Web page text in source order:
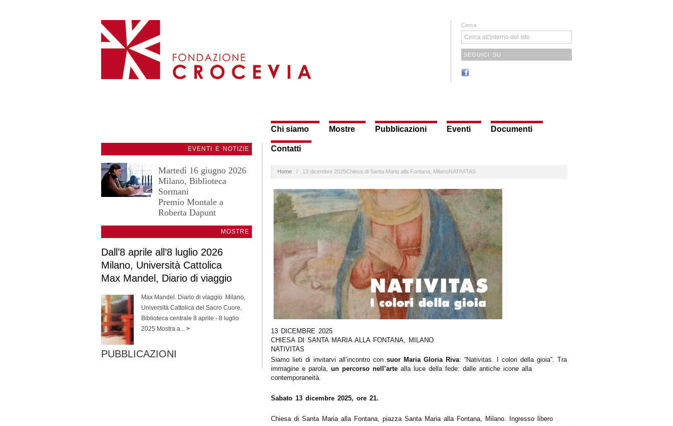
Cerca
SEGUICI SU
Chi siamo Mostre Pubblicazioni Eventi Documenti
Contatti
EVENTI E NOTIZIE
Martedì 16 giugno 2026
Milano, Biblioteca
Sormani
Premio Montale a
Roberta Dapunt
MOSTRE
Dall’8 aprile all’8 luglio 2026
Milano, Università Cattolica
Max Mandel, Diario di viaggio
Max Mandel. Diario di viaggio Milano,
Università Cattolica del Sacro Cuore,
Biblioteca centrale 8 aprile - 8 luglio
2025 Mostra a... >
PUBBLICAZIONI
Home / 13 dicembre 2025Chiesa di Santa Maria alla Fontana, MilanoNATIVITAS
13 DICEMBRE 2025
CHIESA DI SANTA MARIA ALLA FONTANA, MILANO
NATIVITAS
Siamo lieti di invitarvi all’incontro con suor Maria Gloria Riva: “Nativitas. I colori della gioia”. Tra
immagine e parola, un percorso nell’arte alla luce della fede: dalle antiche icone alla
contemporaneità.
Sabato 13 dicembre 2025, ore 21.
Chiesa di Santa Maria alla Fontana, piazza Santa Maria alla Fontana, Milano. Ingresso libero